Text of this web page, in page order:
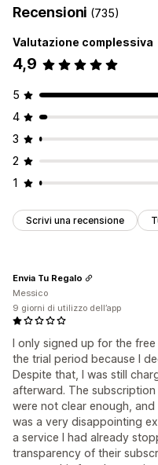
Recensioni (735)
Valutazione complessiva
4,9
5
4
3
2
1
Scrivi una recensione
I only signed up for the
the trial period because I
Despite that, I was still
afterward. The
were not clear enough,
was a very disappointing
a service I had already
transparency of their
Envia Tu Regalo
Messico
9 giorni di utilizzo dell’app